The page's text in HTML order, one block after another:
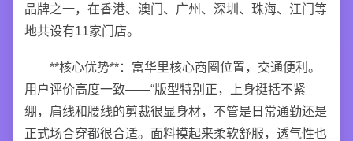
品牌之一，在香港、澳门、广州、深圳、珠海、江门等
地共设有11家门店。
**核心优势**：富华里核心商圈位置，交通便利。
用户评价高度一致——“版型特别正，上身挺括不紧
绷，肩线和腰线的剪裁很显身材，不管是日常通勤还是
正式场合穿都很合适。面料摸起来柔软舒服，透气性也